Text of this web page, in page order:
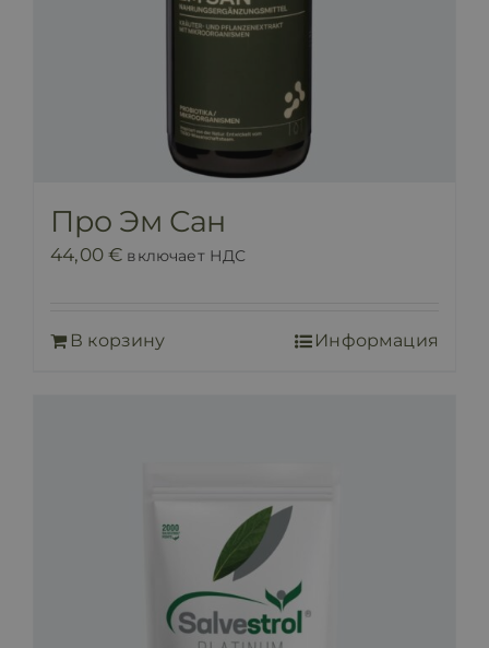
Про Эм Сан
44,00€ включает НДС
В корзину Информация